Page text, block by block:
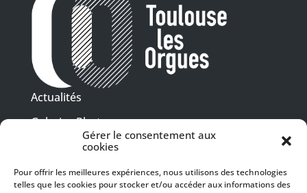
Gérer le consentement aux
cookies
Pour offrir les meilleures expériences, nous utilisons des technologies
telles que les cookies pour stocker et/ou accéder aux informations des
Actualités
Galeries Photos
Vidéothèque
Presse
Programme PDF